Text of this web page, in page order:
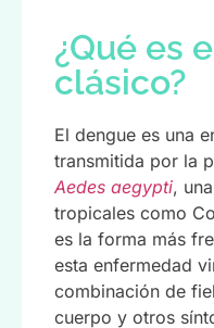
¿Qué es
clásico?
El dengue es una
transmitida por la
Aedes aegypti,
tropicales como
es la forma más
esta enfermedad
combinación de
cuerpo y otros